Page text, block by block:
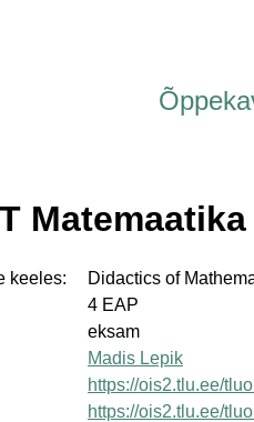
keeles:
Didactics of
4 EAP
eksam
Madis Lepik
https://ois2.tlu.ee/
https://ois2.tlu.ee/